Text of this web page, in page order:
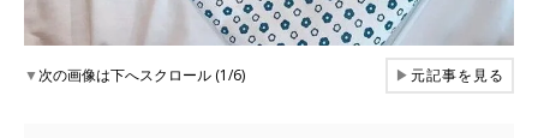
▼次の画像は下へスクロール (1/6) ▶元記事を見る